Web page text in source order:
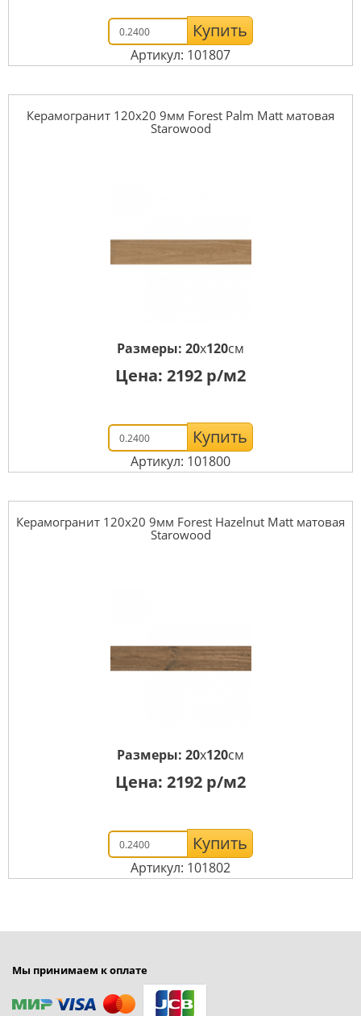
Купить
Артикул: 101807
Керамогранит 120x20 9мм Forest Palm Matt матовая
Starowood
Размеры: 20x120см
Цена: 2192 р/м2
Купить
Артикул: 101800
Керамогранит 120x20 9мм Forest Hazelnut Matt матовая
Starowood
Размеры: 20x120см
Цена: 2192 р/м2
Купить
Артикул: 101802
Мы принимаем к оплате